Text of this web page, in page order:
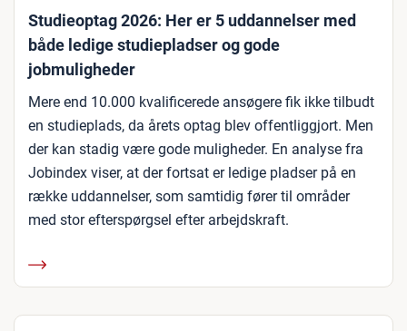
Studieoptag 2026: Her er 5 uddannelser med
både ledige studiepladser og gode
jobmuligheder
Mere end 10.000 kvalificerede ansøgere fik ikke tilbudt
en studieplads, da årets optag blev offentliggjort. Men
der kan stadig være gode muligheder. En analyse fra
Jobindex viser, at der fortsat er ledige pladser på en
række uddannelser, som samtidig fører til områder
med stor efterspørgsel efter arbejdskraft.